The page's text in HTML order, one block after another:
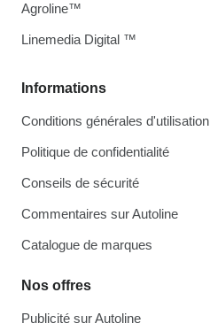
Informations
Conditions générales d'utilisation
Politique de confidentialité
Conseils de sécurité
Commentaires sur Autoline
Catalogue de marques
Nos offres
Publicité sur Autoline
Agroline™
Linemedia Digital ™